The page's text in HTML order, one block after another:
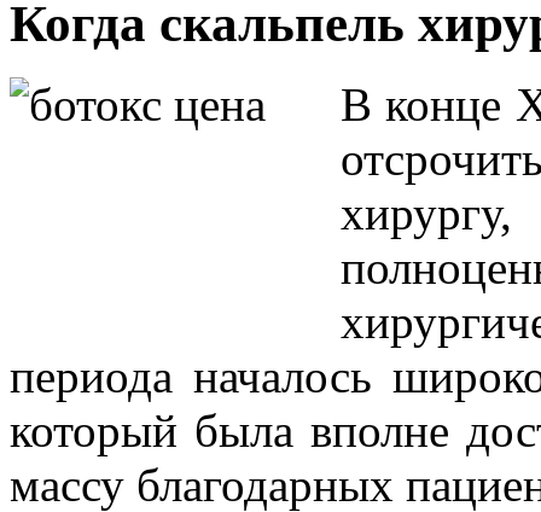
Когда скальпель
В конце
периода началось
который была вполне
массу благодарных